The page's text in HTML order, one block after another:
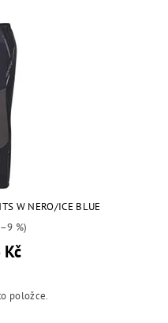
W NERO/ICE BLUE
%)
položce.